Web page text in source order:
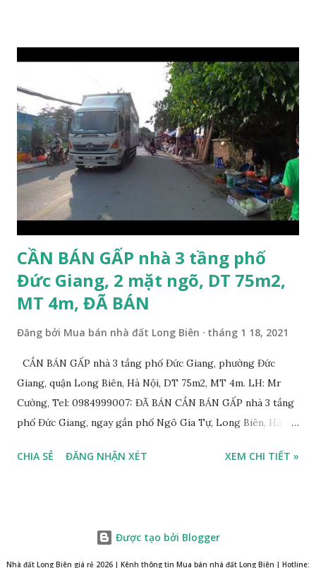
lý: sổ đỏ chính chủ; * Giá bán: 3,1 tỷ, có thương lượng với
khách thiện chí mua nhanh trước Tết Âm lịch; Thông tin
tiện ích xung quanh nhà Ngõ 206 đường Cổ Linh cần bán
trước Tết Âm lịch; * Nhà nằm trong ngõ 206 đường Cổ Linh,
trước nhà là khoảng sân rộng ô tô đỗ cửa; * Cách chợ tạm
cuối ngõ 206 Cổ Linh khoảng 50m; * Cách mặt đường Cổ
Linh khoảng 150m; * Cách siêu thị Aeon Mall Long Biên
khoảng 200m; * Cách chân cầu Vĩnh Tuy khoảng 300m; *
Cách Trường Tiểu học Đoàn Kết, Trường cấ...
CẦN BÁN GẤP nhà 3 tầng phố
Đức Giang, 2 mặt ngõ, DT 75m2,
MT 4m, ĐÃ BÁN
Đăng bởi Mua bán nhà đất Long Biên tháng 1 18, 2021
CẦN BÁN GẤP nhà 3 tầng phố Đức Giang, phường Đức
Giang, quận Long Biên, Hà Nội, DT 75m2, MT 4m. LH: Mr
Cường, Tel: 0984999007: ĐÃ BÁN CẦN BÁN GẤP nhà 3 tầng
phố Đức Giang, ngay gần phố Ngô Gia Tự, Long Biên, Hà
2011, diện tích: 75m2, mặt tiền 4m, 2 mặt đường trước sau
cải tạo lên tầng. * Có gara ô tô phía trước và sau, có thể để
được 2 ô tô trong sân; * Hướng Đông Nam và Tây Bắc; *
CHIA SẺ ĐĂNG NHẬN XÉT XEM CHI TIẾT »
Được tạo bởi Blogger
Nhà đất Long Biên giá rẻ 2026 | Kênh thông tin Mua bán nhà đất Long Biên | Hotline: